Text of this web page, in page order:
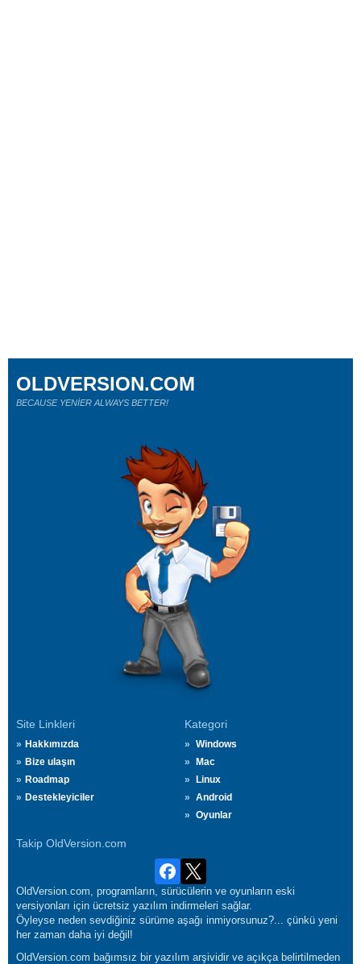
Site Linkleri
Hakkımızda
Bize ulaşın
Roadmap
Destekleyiciler
Kategori
Windows
Mac
Linux
Android
Oyunlar
Takip OldVersion.com
OLDVERSION.COM
BECAUSE YENİER ALWAYS BETTER!
OldVersion.com, programların, sürücülerin ve oyunların eski
versiyonları için ücretsiz yazılım indirmeleri sağlar.
Öyleyse neden sevdiğiniz sürüme aşağı inmiyorsunuz?... çünkü yeni
her zaman daha iyi değil!
OldVersion.com bağımsız bir yazılım arşividir ve açıkça belirtilmeden